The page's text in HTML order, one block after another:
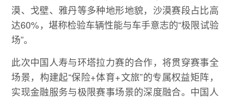
漠、戈壁、雅丹等多种地形地貌，沙漠赛段占比高
达60%，堪称检验车辆性能与车手意志的“极限试验
场”。
此次中国人寿与环塔拉力赛的合作，将贯穿赛事全
场景，构建起“保险+体育+文旅”的专属权益矩阵，
实现金融服务与极限赛事场景的深度融合。中国人